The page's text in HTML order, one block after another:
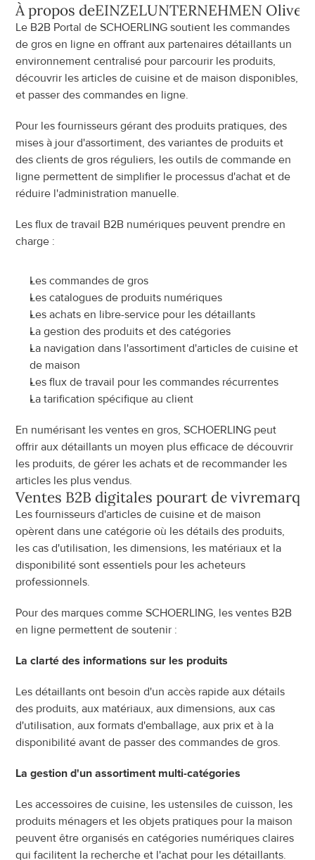
À propos deEINZELUNTERNEHMEN Oliver
Le B2B Portal de SCHOERLING soutient les commandes
de gros en ligne en offrant aux partenaires détaillants un
environnement centralisé pour parcourir les produits,
découvrir les articles de cuisine et de maison disponibles,
et passer des commandes en ligne.
Pour les fournisseurs gérant des produits pratiques, des
mises à jour d'assortiment, des variantes de produits et
des clients de gros réguliers, les outils de commande en
ligne permettent de simplifier le processus d'achat et de
réduire l'administration manuelle.
Les flux de travail B2B numériques peuvent prendre en
charge :
Les commandes de gros
Les catalogues de produits numériques
Les achats en libre-service pour les détaillants
La gestion des produits et des catégories
La navigation dans l'assortiment d'articles de cuisine et
de maison
Les flux de travail pour les commandes récurrentes
La tarification spécifique au client
En numérisant les ventes en gros, SCHOERLING peut
offrir aux détaillants un moyen plus efficace de découvrir
les produits, de gérer les achats et de recommander les
articles les plus vendus.
Ventes B2B digitales pourart de vivre
Les fournisseurs d'articles de cuisine et de maison
opèrent dans une catégorie où les détails des produits,
les cas d'utilisation, les dimensions, les matériaux et la
disponibilité sont essentiels pour les acheteurs
professionnels.
Pour des marques comme SCHOERLING, les ventes B2B
en ligne permettent de soutenir :
La clarté des informations sur les produits
Les détaillants ont besoin d'un accès rapide aux détails
des produits, aux matériaux, aux dimensions, aux cas
d'utilisation, aux formats d'emballage, aux prix et à la
disponibilité avant de passer des commandes de gros.
La gestion d'un assortiment multi-catégories
Les accessoires de cuisine, les ustensiles de cuisson, les
produits ménagers et les objets pratiques pour la maison
peuvent être organisés en catégories numériques claires
qui facilitent la recherche et l'achat pour les détaillants.